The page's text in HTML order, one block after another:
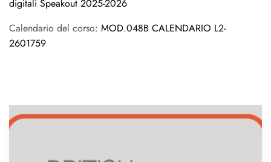
digitali Speakout 2025-2026
Calendario del corso: MOD.048B CALENDARIO L2-
2601759